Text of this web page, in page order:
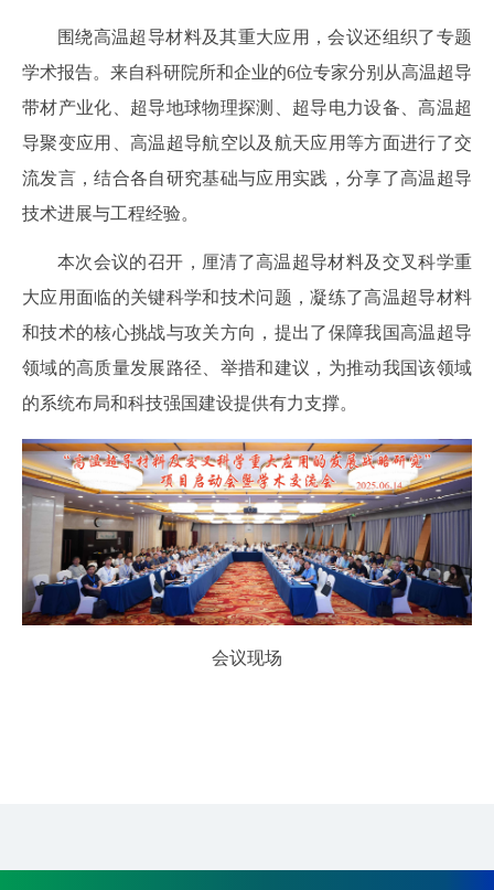
围绕高温超导材料及其重大应用，会议还组织了专题
学术报告。来自科研院所和企业的6位专家分别从高温超导
带材产业化、超导地球物理探测、超导电力设备、高温超
导聚变应用、高温超导航空以及航天应用等方面进行了交
流发言，结合各自研究基础与应用实践，分享了高温超导
技术进展与工程经验。
本次会议的召开，厘清了高温超导材料及交叉科学重
大应用面临的关键科学和技术问题，凝练了高温超导材料
和技术的核心挑战与攻关方向，提出了保障我国高温超导
领域的高质量发展路径、举措和建议，为推动我国该领域
的系统布局和科技强国建设提供有力支撑。
会议现场